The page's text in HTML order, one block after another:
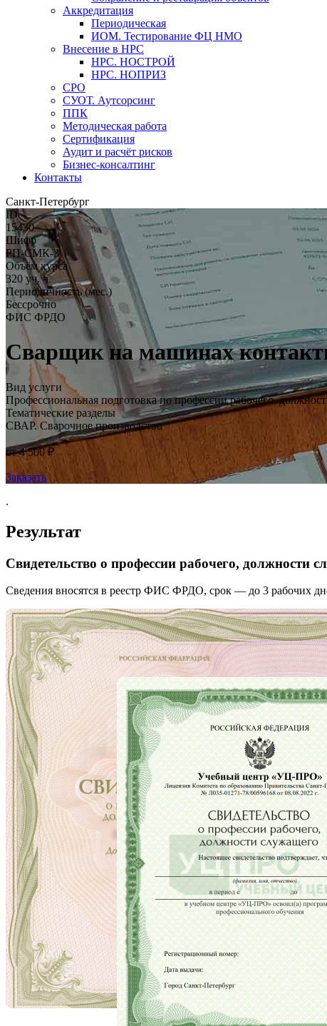
Аккредитация
Периодическая
ИОМ. Тестирование ФЦ НМО
Внесение в НРС
НРС. НОСТРОЙ
НРС. НОПРИЗ
СРО
СУОТ. Аутсорсинг
ППК
Методическая работа
Сертификация
Аудит и расчёт рисков
Бизнес-консалтинг
Контакты
Санкт-Петербург
ID
15430
Шифр
РП-СМК-3
Объём курса
320 уч. ч.
Периодичность (мес.)
Бессрочно
ФИС ФРДО
Сварщик на машинах
Вид услуги
Профессиональная подготовка по профессии рабочего,
Тематические разделы
СВАР. Сварочное производство
от 4 500 ₽
Заказать
.
Результат
Свидетельство о профессии рабочего, должности
Сведения вносятся в реестр ФИС ФРДО, срок — до 3 рабочих